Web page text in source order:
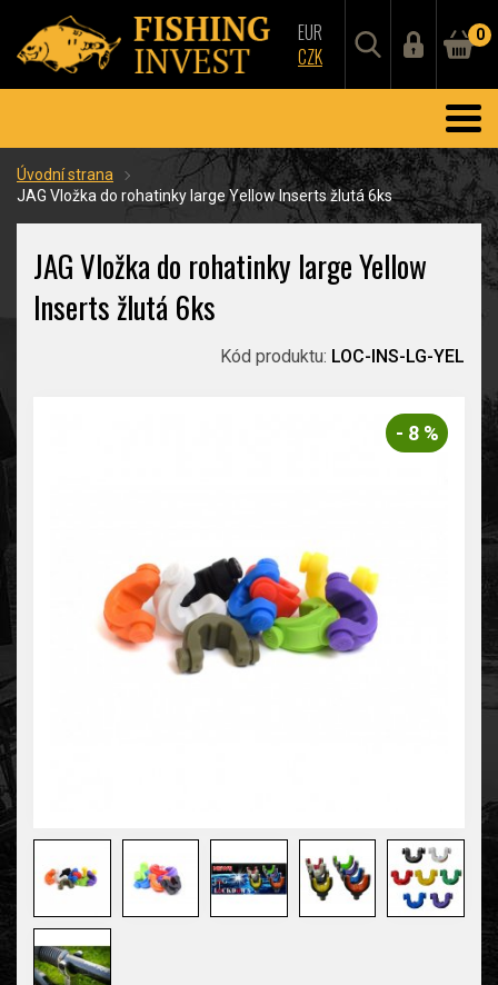
EUR
CZK
0
Úvodní strana
JAG Vložka do rohatinky large Yellow Inserts žlutá 6ks
JAG Vložka do rohatinky large Yellow
Inserts žlutá 6ks
Kód produktu: LOC-INS-LG-YEL
- 8 %